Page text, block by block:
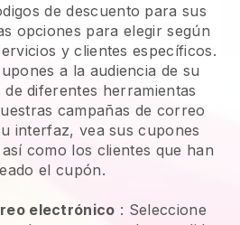
de descuento para sus
opciones para elegir según
y clientes específicos.
a la audiencia de su
diferentes herramientas
campañas de correo
interfaz, vea sus cupones
como los clientes que han
el cupón.
electrónico : Seleccione